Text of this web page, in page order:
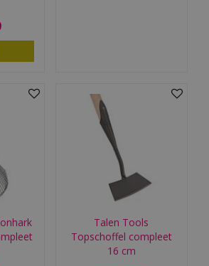
Talen Tools
Topschoffel compleet
16 cm